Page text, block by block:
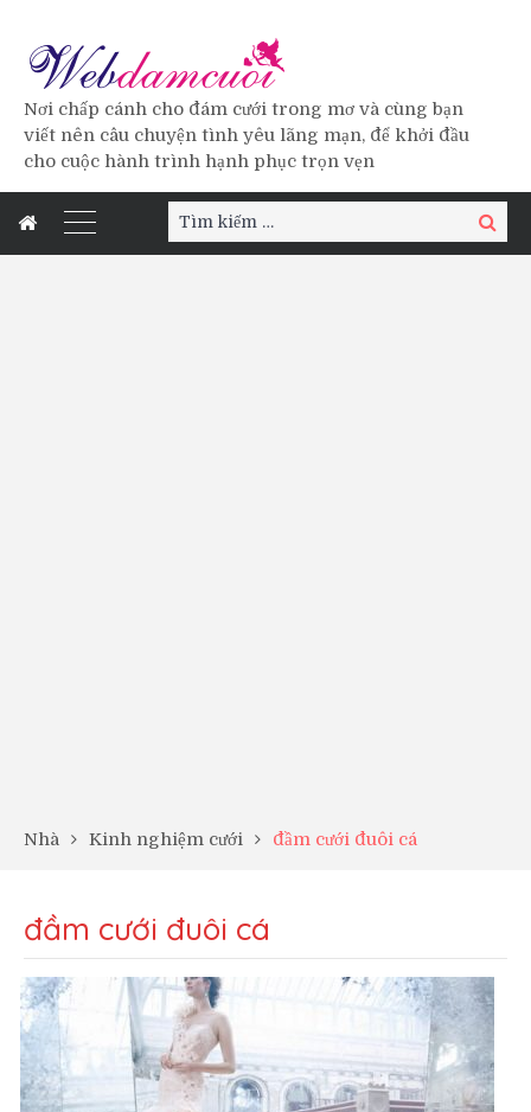
Nơi chấp cánh cho đám cưới trong mơ và cùng bạn
viết nên câu chuyện tình yêu lãng mạn, để khởi đầu
cho cuộc hành trình hạnh phục trọn vẹn
Tìm
kiếm:
Tìm
kiếm
Nhà Kinh nghiệm cưới đầm cưới đuôi cá
đầm cưới đuôi cá